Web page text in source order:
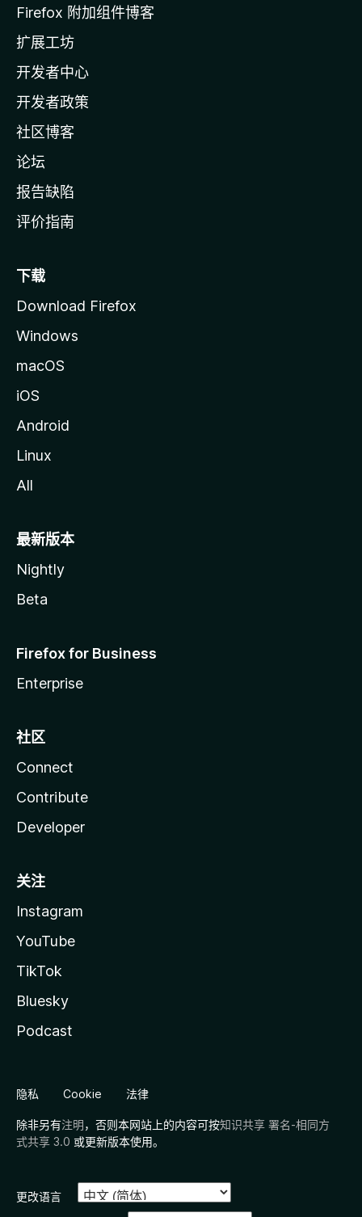
l
a
主
页
Firefox 附加组件博客
扩展工坊
开发者中心
开发者政策
社区博客
论坛
报告缺陷
评价指南
下载
Download Firefox
Windows
macOS
iOS
Android
Linux
All
最新版本
Nightly
Beta
Firefox for Business
Enterprise
社区
Connect
Contribute
Developer
关注
Instagram
YouTube
TikTok
Bluesky
Podcast
隐私 Cookie 法律
除非另有注明，否则本网站上的内容可按知识共享 署名-相同方
式共享 3.0 或更新版本使用。
更改语言